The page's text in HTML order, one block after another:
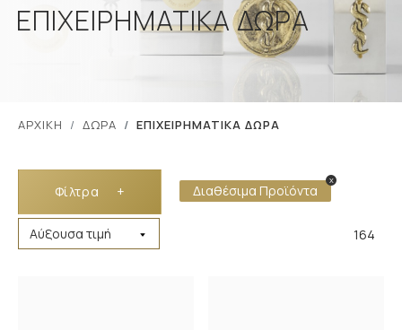
ΕΠΙΧΕΙΡΗΜΑΤΙΚΑ ΔΩΡΑ
ΑΡΧΙΚΗ ΔΩΡΑ ΕΠΙΧΕΙΡΗΜΑΤΙΚΑ ΔΩΡΑ
Φίλτρα + Διαθέσιμα Προϊόντα
x
164